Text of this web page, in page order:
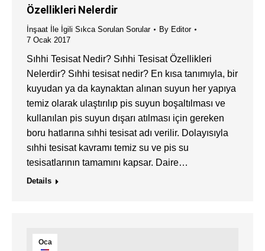
Özellikleri Nelerdir
İnşaat İle İgili Sıkca Sorulan Sorular By Editor
7 Ocak 2017
Sıhhi Tesisat Nedir? Sıhhi Tesisat Özellikleri
Nelerdir? Sıhhi tesisat nedir? En kısa tanımıyla, bir
kuyudan ya da kaynaktan alınan suyun her yapıya
temiz olarak ulaştırılıp pis suyun boşaltılması ve
kullanılan pis suyun dışarı atılması için gereken
boru hatlarına sıhhi tesisat adı verilir. Dolayısıyla
sıhhi tesisat kavramı temiz su ve pis su
tesisatlarının tamamını kapsar. Daire…
Details
Oca